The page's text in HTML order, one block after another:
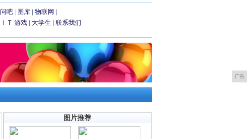
问吧 | 图库 | 物联网 |
ＩＴ 游戏 | 大学生 | 联系我们
广告
图片推荐